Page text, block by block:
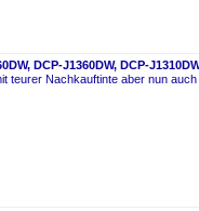
DCP-J1360DW, DCP-
teurer Nachkauftinte aber nun auch